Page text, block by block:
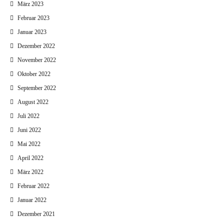
März 2023
Februar 2023
Januar 2023
Dezember 2022
November 2022
Oktober 2022
September 2022
August 2022
Juli 2022
Juni 2022
Mai 2022
April 2022
März 2022
Februar 2022
Januar 2022
Dezember 2021